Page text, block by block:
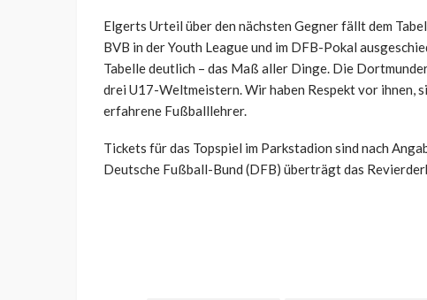
Elgerts Urteil über den nächsten Gegner fällt dem
BVB in der Youth League und im DFB-Pokal
Tabelle deutlich – das Maß aller Dinge. Die
drei U17-Weltmeistern. Wir haben Respekt vor ihnen,
erfahrene Fußballlehrer.
Tickets für das Topspiel im Parkstadion sind nach
Deutsche Fußball-Bund (DFB) überträgt das